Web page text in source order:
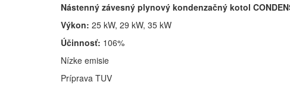
Nástenný závesný plynový kondenzačný kotol
Výkon: 25 kW, 29 kW, 35 kW
Účinnosť: 106%
Nízke emisie
Príprava TUV